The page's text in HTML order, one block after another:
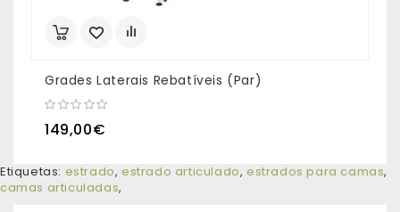
Grades Laterais Rebatíveis (Par)
149,00€
Etiquetas: estrado,estrado articulado,estrados para camas,
camas articuladas,